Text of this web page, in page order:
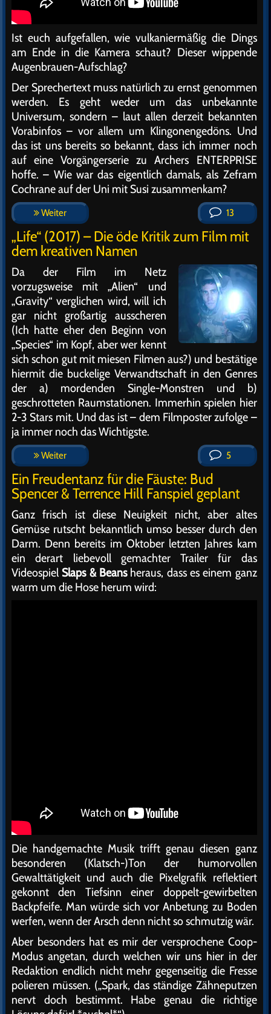
Ist euch aufgefallen, wie vulkaniermäßig die Dings
am Ende in die Kamera schaut? Dieser wippende
Augenbrauen-Aufschlag?
Der Sprechertext muss natürlich zu ernst genommen
werden. Es geht weder um das unbekannte
Universum, sondern – laut allen derzeit bekannten
Vorabinfos – vor allem um Klingonengedöns. Und
das ist uns bereits so bekannt, dass ich immer noch
auf eine Vorgängerserie zu Archers ENTERPRISE
hoffe. – Wie war das eigentlich damals, als Zefram
Cochrane auf der Uni mit Susi zusammenkam?
Weiter 13
„Life“ (2017) – Die öde Kritik zum Film mit
dem kreativen Namen
Da der Film im Netz
vorzugsweise mit „Alien“ und
„Gravity“ verglichen wird, will ich
gar nicht großartig ausscheren
(Ich hatte eher den Beginn von
„Species“ im Kopf, aber wer kennt
sich schon gut mit miesen Filmen aus?) und bestätige
hiermit die buckelige Verwandtschaft in den Genres
der a) mordenden Single-Monstren und b)
geschrotteten Raumstationen. Immerhin spielen hier
2-3 Stars mit. Und das ist – dem Filmposter zufolge –
ja immer noch das Wichtigste.
Weiter 5
Ein Freudentanz für die Fäuste: Bud
Spencer & Terrence Hill Fanspiel geplant
Ganz frisch ist diese Neuigkeit nicht, aber altes
Gemüse rutscht bekanntlich umso besser durch den
Darm. Denn bereits im Oktober letzten Jahres kam
ein derart liebevoll gemachter Trailer für das
VideospielSlaps & Beansheraus, dass es einem ganz
warm um die Hose herum wird:
Die handgemachte Musik trifft genau diesen ganz
besonderen (Klatsch-)Ton der humorvollen
Gewalttätigkeit und auch die Pixelgrafik reflektiert
gekonnt den Tiefsinn einer doppelt-gewirbelten
Backpfeife. Man würde sich vor Anbetung zu Boden
werfen, wenn der Arsch denn nicht so schmutzig wär.
Aber besonders hat es mir der versprochene Coop-
Modus angetan, durch welchen wir uns hier in der
Redaktion endlich nicht mehr gegenseitig die Fresse
polieren müssen. („Spark, das ständige Zähneputzen
nervt doch bestimmt. Habe genau die richtige